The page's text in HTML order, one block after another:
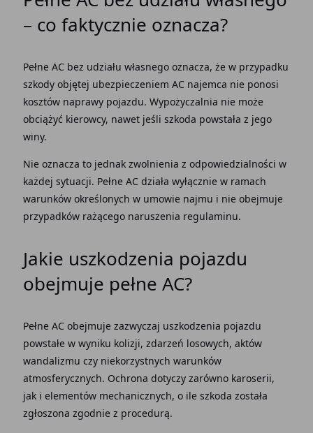
– co faktycznie oznacza?
Pełne AC bez udziału własnego oznacza, że w przypadku
szkody objętej ubezpieczeniem AC najemca nie ponosi
kosztów naprawy pojazdu. Wypożyczalnia nie może
obciążyć kierowcy, nawet jeśli szkoda powstała z jego
winy.
Nie oznacza to jednak zwolnienia z odpowiedzialności w
każdej sytuacji. Pełne AC działa wyłącznie w ramach
warunków określonych w umowie najmu i nie obejmuje
przypadków rażącego naruszenia regulaminu.
Jakie uszkodzenia pojazdu
obejmuje pełne AC?
Pełne AC obejmuje zazwyczaj uszkodzenia pojazdu
powstałe w wyniku kolizji, zdarzeń losowych, aktów
wandalizmu czy niekorzystnych warunków
atmosferycznych. Ochrona dotyczy zarówno karoserii,
jak i elementów mechanicznych, o ile szkoda została
zgłoszona zgodnie z procedurą.